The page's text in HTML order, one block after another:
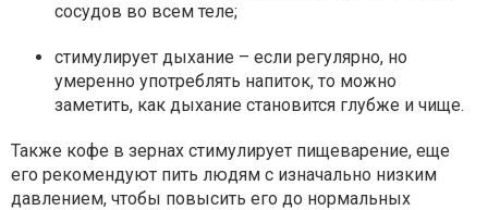
сосудов во всем теле;
стимулирует дыхание – если регулярно, но
умеренно употреблять напиток, то можно
заметить, как дыхание становится глубже и чище.
Также кофе в зернах стимулирует пищеварение, еще
его рекомендуют пить людям с изначально низким
давлением, чтобы повысить его до нормальных